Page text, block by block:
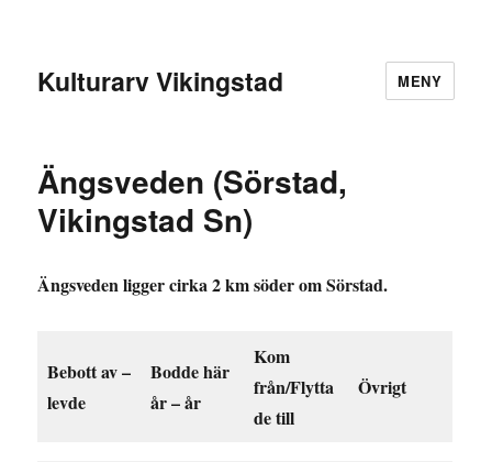
Kulturarv Vikingstad MENY
Ängsveden (Sörstad,
Vikingstad Sn)
Ängsveden ligger cirka 2 km söder om Sörstad.
Bebott av –
levde
Bodde här
år – år
Kom
från/Flytta
de till
Övrigt